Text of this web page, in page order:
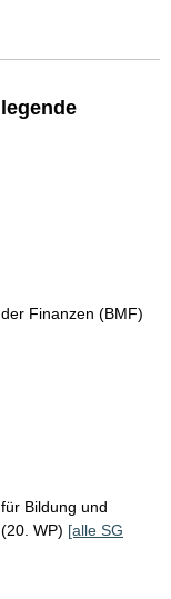
Finanzen (BMF)
Bildung und
WP) [alle SG